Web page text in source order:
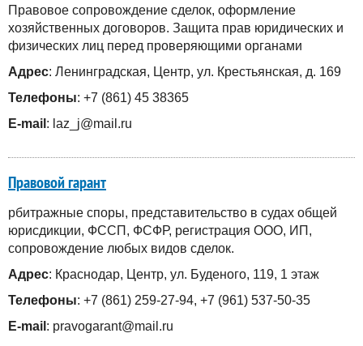
Правовое сопровождение сделок, оформление
хозяйственных договоров. Защита прав юридических и
физических лиц перед проверяющими органами
Адрес: Ленинградская, Центр, ул. Крестьянская, д. 169
Телефоны: +7 (861) 45 38365
E-mail : laz_j@mail.ru
Правовой гарант
рбитражные споры, представительство в судах общей
юрисдикции, ФССП, ФСФР, регистрация ООО, ИП,
сопровождение любых видов сделок.
Адрес: Краснодар, Центр, ул. Буденого, 119, 1 этаж
Телефоны: +7 (861) 259-27-94, +7 (961) 537-50-35
E-mail : pravogarant@mail.ru